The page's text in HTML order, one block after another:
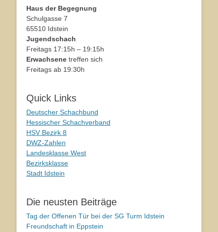
Haus der Begegnung
Schulgasse 7
65510 Idstein
Jugendschach
Freitags 17:15h – 19:15h
Erwachsene treffen sich
Freitags ab 19:30h
Quick Links
Deutscher Schachbund
Hessischer Schachverband
HSV Bezirk 8
DWZ-Zahlen
Landesklasse West
Bezirksklasse
Stadt Idstein
Die neusten Beiträge
Tag der Offenen Tür bei der SG Turm Idstein
Freundschaft in Eppstein